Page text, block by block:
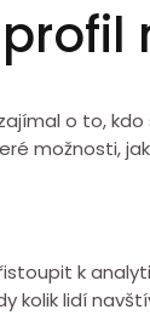
o to,
možnosti,
k
kolik lidí